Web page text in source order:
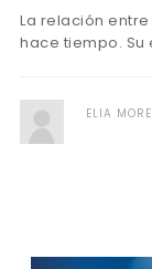
La relación
hace tiempo.
ELIA